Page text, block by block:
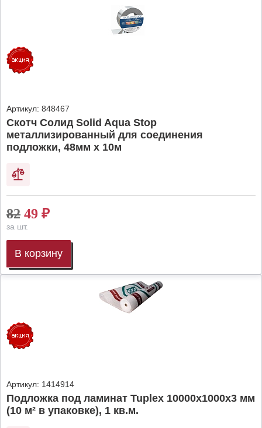
Артикул: 848467
Скотч Солид Solid Aqua Stop
металлизированный для соединения
подложки, 48мм х 10м
82 49 ₽
за шт.
В корзину
Артикул: 1414914
Подложка под ламинат Tuplex 10000x1000x3 мм
(10 м² в упаковке), 1 кв.м.